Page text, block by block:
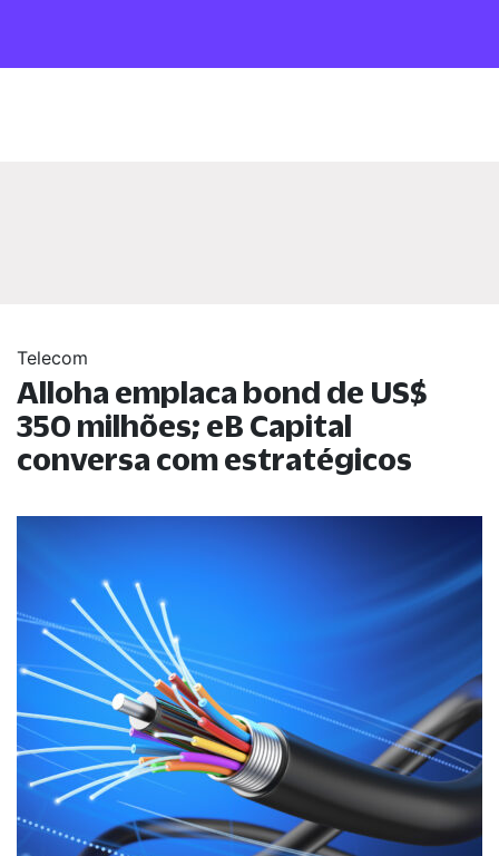
Telecom
Alloha emplaca bond de US$
350 milhões; eB Capital
conversa com estratégicos